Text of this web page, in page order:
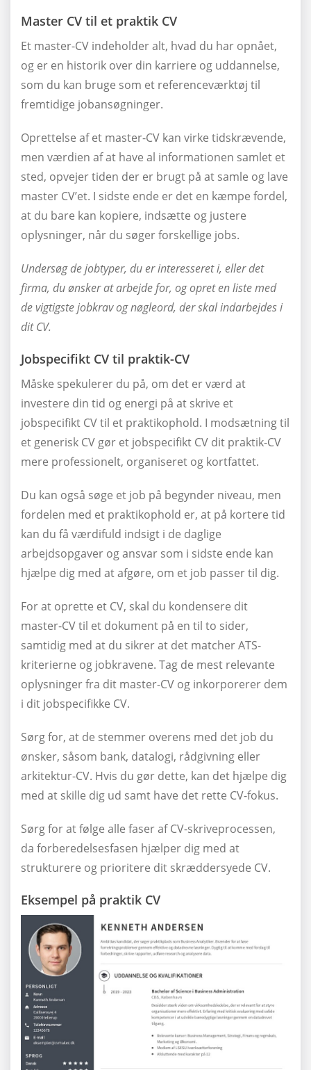
Master CV til et praktik CV
Et master-CV indeholder alt, hvad du har opnået,
og er en historik over din karriere og uddannelse,
som du kan bruge som et referenceværktøj til
fremtidige jobansøgninger.
Oprettelse af et master-CV kan virke tidskrævende,
men værdien af at have al informationen samlet et
sted, opvejer tiden der er brugt på at samle og lave
master CV’et. I sidste ende er det en kæmpe fordel,
at du bare kan kopiere, indsætte og justere
oplysninger, når du søger forskellige jobs.
Undersøg de jobtyper, du er interesseret i, eller det
firma, du ønsker at arbejde for, og opret en liste med
de vigtigste jobkrav og nøgleord, der skal indarbejdes i
dit CV.
Jobspecifikt CV til praktik-CV
Måske spekulerer du på, om det er værd at
investere din tid og energi på at skrive et
jobspecifikt CV til et praktikophold. I modsætning til
et generisk CV gør et jobspecifikt CV dit praktik-CV
mere professionelt, organiseret og kortfattet.
Du kan også søge et job på begynder niveau, men
fordelen med et praktikophold er, at på kortere tid
kan du få værdifuld indsigt i de daglige
arbejdsopgaver og ansvar som i sidste ende kan
hjælpe dig med at afgøre, om et job passer til dig.
For at oprette et CV, skal du kondensere dit
master-CV til et dokument på en til to sider,
samtidig med at du sikrer at det matcher ATS-
kriterierne og jobkravene. Tag de mest relevante
oplysninger fra dit master-CV og inkorporerer dem
i dit jobspecifikke CV.
Sørg for, at de stemmer overens med det job du
ønsker, såsom bank, datalogi, rådgivning eller
arkitektur-CV. Hvis du gør dette, kan det hjælpe dig
med at skille dig ud samt have det rette CV-fokus.
Sørg for at følge alle faser af CV-skriveprocessen,
da forberedelsesfasen hjælper dig med at
strukturere og prioritere dit skræddersyede CV.
Eksempel på praktik CV